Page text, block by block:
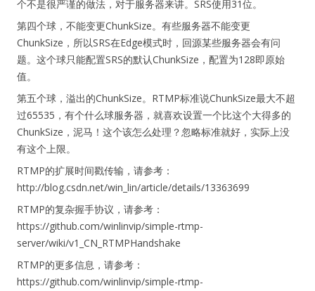
个不是很严谨的做法，对于服务器来讲。SRS使用31位。
第四个球，不能变更ChunkSize。有些服务器不能变更
ChunkSize，所以SRS在Edge模式时，回源某些服务器会有问
题。这个球只能配置SRS的默认ChunkSize，配置为128即原始
值。
第五个球，溢出的ChunkSize。RTMP标准说ChunkSize最大不超
过65535，有个什么球服务器，就喜欢设置一个比这个大得多的
ChunkSize，泥马！这个该怎么处理？忽略标准就好，实际上没
有这个上限。
RTMP的扩展时间戳传输，请参考：
http://blog.csdn.net/win_lin/article/details/13363699
RTMP的复杂握手协议，请参考：
https://github.com/winlinvip/simple-rtmp-
server/wiki/v1_CN_RTMPHandshake
RTMP的更多信息，请参考：
https://github.com/winlinvip/simple-rtmp-